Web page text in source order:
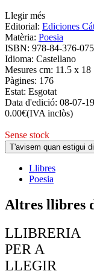
Llegir més
Editorial: Ediciones
Matèria: Poesia
ISBN: 978-84-376-
Idioma: Castellano
Mesures cm: 11.5 x 18
Pàgines: 176
Estat: Esgotat
Data d'edició: 08-07-
0.00€(IVA inclòs)
Sense stock
T'avisem quan estigui
Llibres
Poesia
Altres llibres
LLIBRERIA
PER A
LLEGIR